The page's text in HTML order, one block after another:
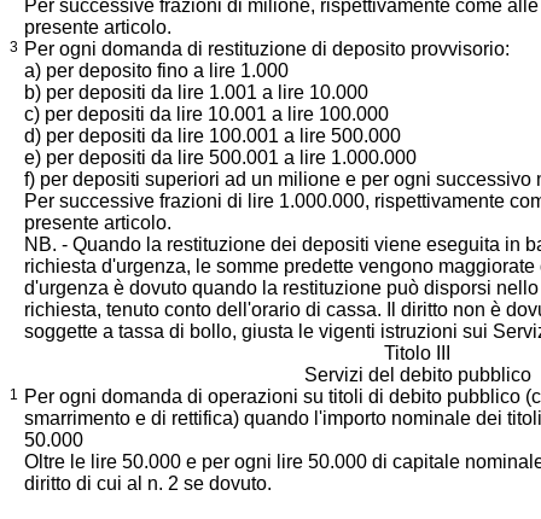
Per successive frazioni di milione, rispettivamente come
presente articolo.
3 Per ogni domanda di restituzione di deposito provvisorio:
a) per deposito fino a lire 1.000
b) per depositi da lire 1.001 a lire 10.000
c) per depositi da lire 10.001 a lire 100.000
d) per depositi da lire 100.001 a lire 500.000
e) per depositi da lire 500.001 a lire 1.000.000
f) per depositi superiori ad un milione e per ogni successivo
Per successive frazioni di lire 1.000.000, rispettivamente
presente articolo.
NB. - Quando la restituzione dei depositi viene eseguita in
richiesta d'urgenza, le somme predette vengono
d'urgenza è dovuto quando la restituzione può disporsi
richiesta, tenuto conto dell'orario di cassa. Il diritto non è
soggette a tassa di bollo, giusta le vigenti istruzioni sui
Titolo III
Servizi del debito pubblico
1 Per ogni domanda di operazioni su titoli di debito pubblico
smarrimento e di rettifica) quando l'importo nominale dei
50.000
Oltre le lire 50.000 e per ogni lire 50.000 di capitale
diritto di cui al n. 2 se dovuto.